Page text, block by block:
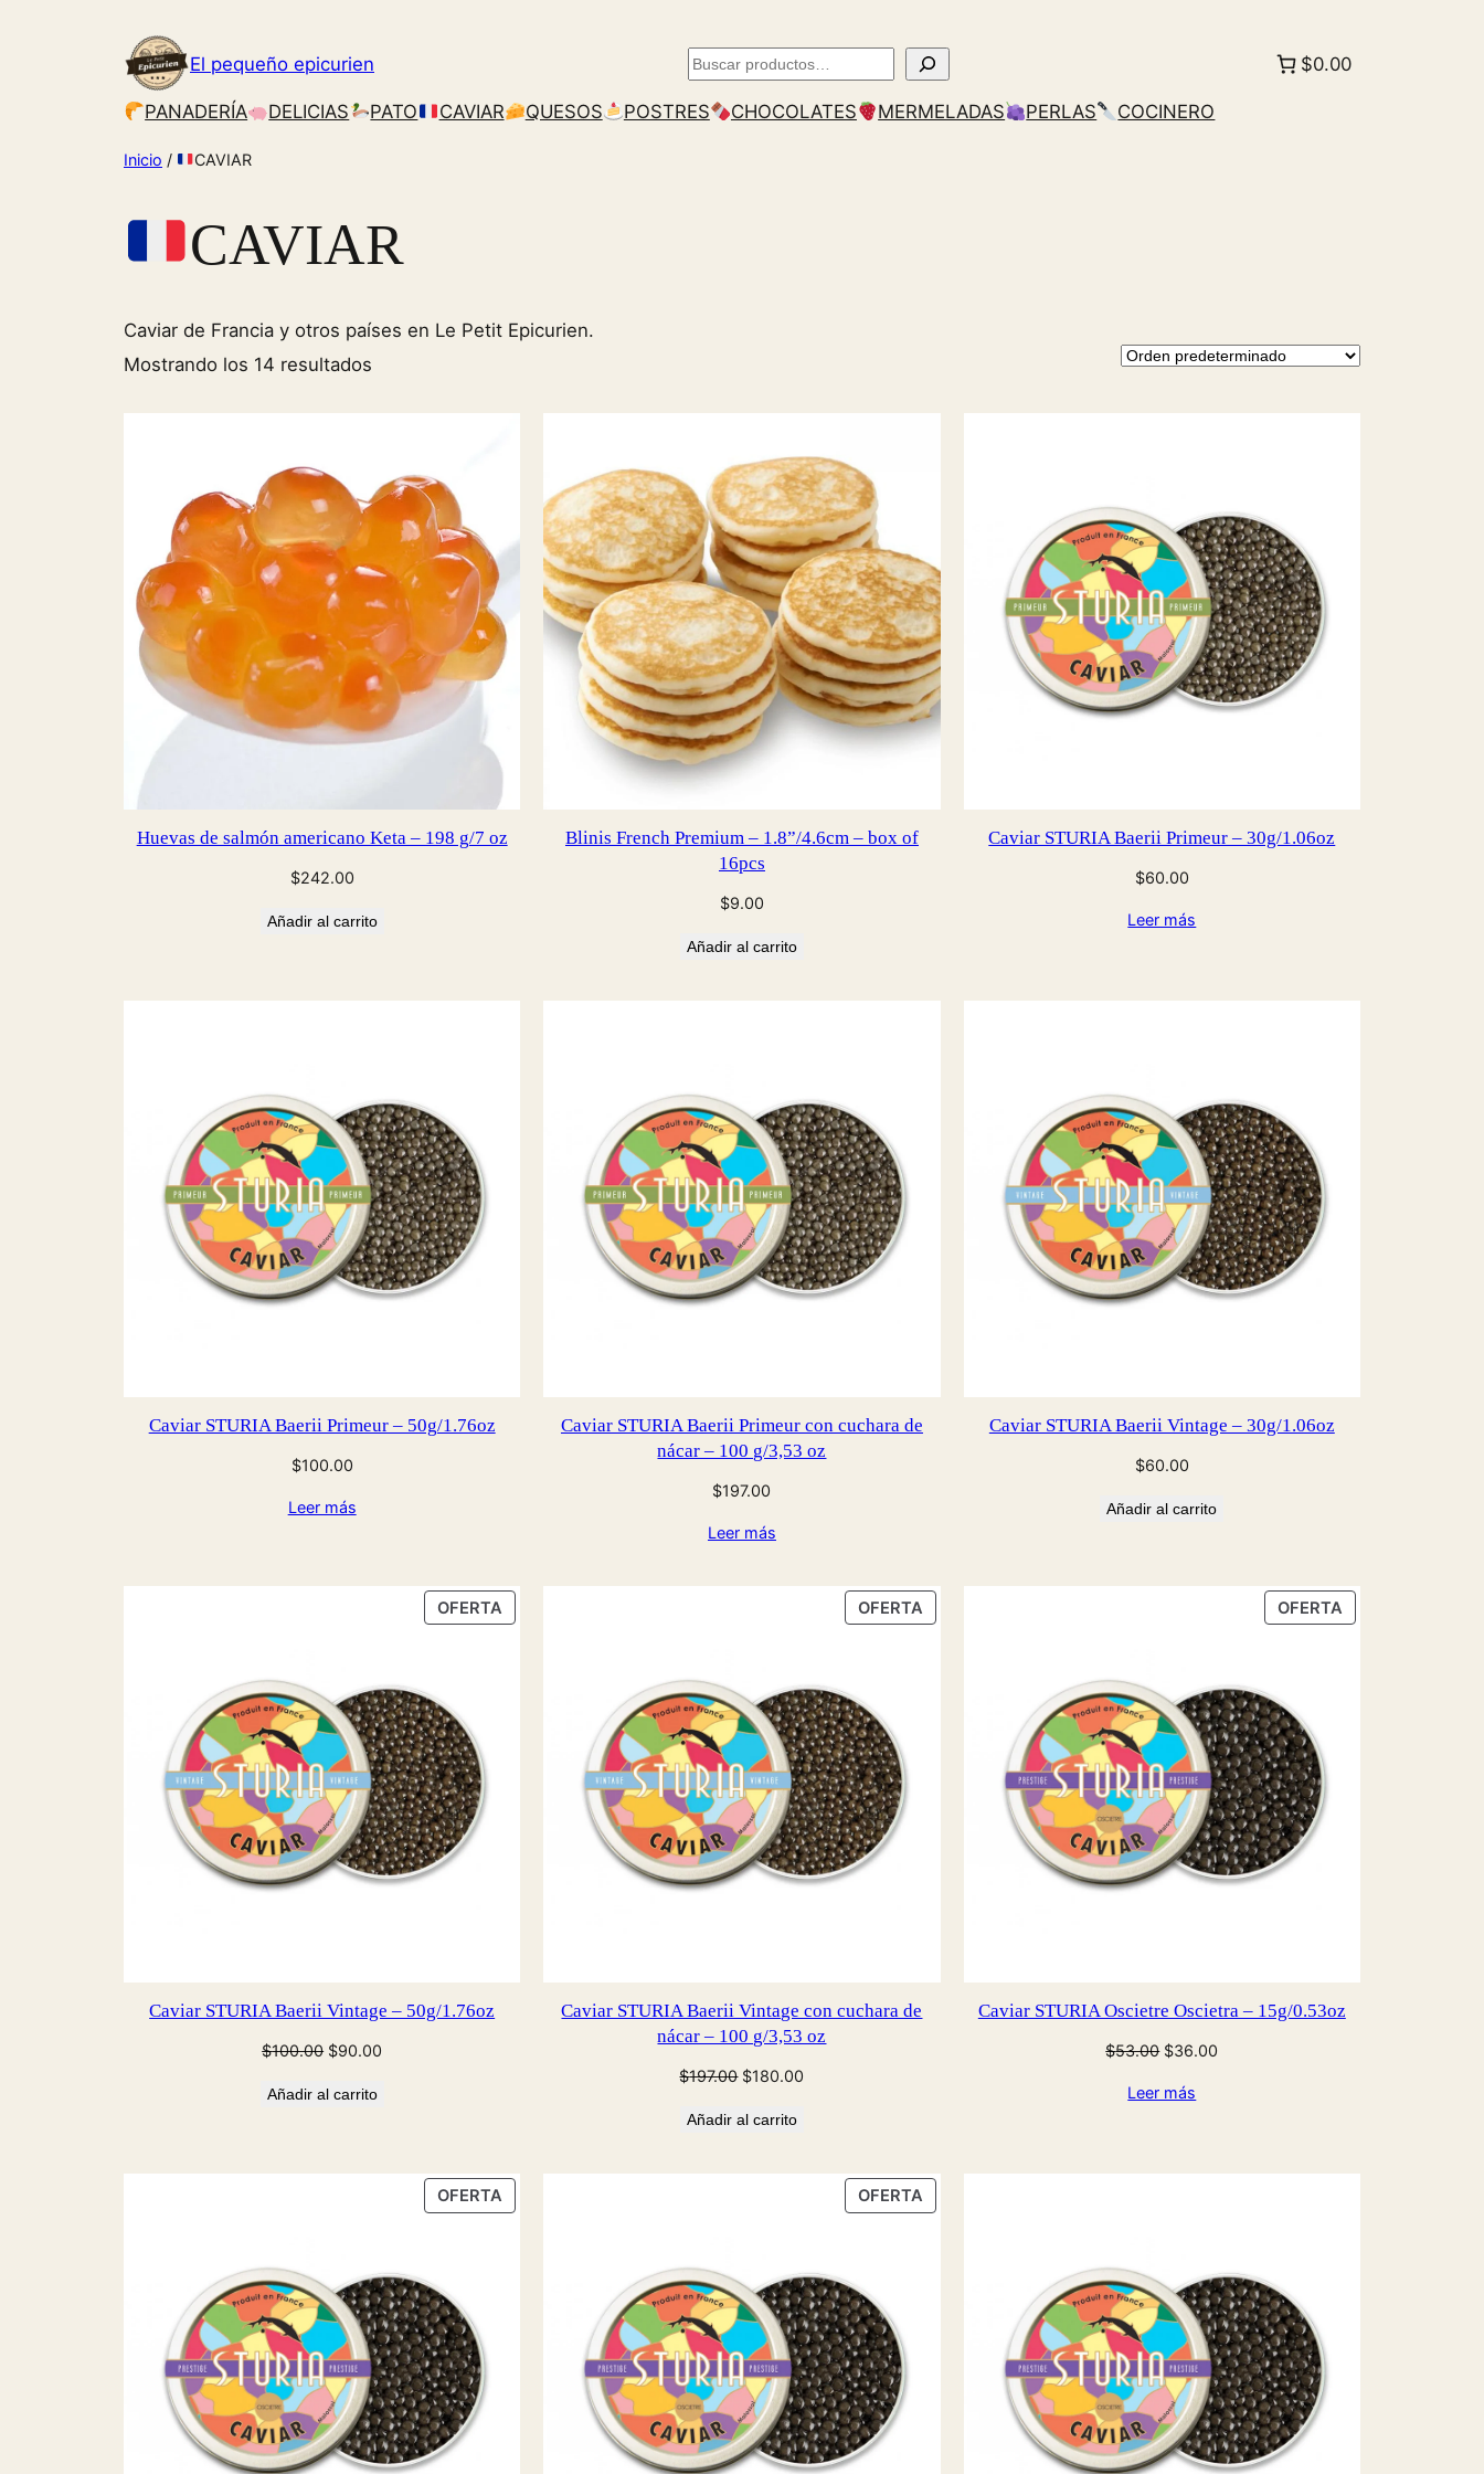
El pequeño epicurien Buscar $0.00
PANADERÍA DELICIAS PATO CAVIAR QUESOS POSTRES CHOCOLATES MERMELADAS PERLAS COCINERO
Inicio / CAVIAR
CAVIAR
Caviar de Francia y otros países en Le Petit Epicurien.
Mostrando los 14 resultados
Huevas de salmón americano Keta – 198 g/7 oz
$242.00
Añadir al carrito
Blinis French Premium – 1.8”/4.6cm – box of
16pcs
$9.00
Añadir al carrito
Caviar STURIA Baerii Primeur – 30g/1.06oz
$60.00
Leer más
Caviar STURIA Baerii Primeur – 50g/1.76oz
$100.00
Leer más
Caviar STURIA Baerii Primeur con cuchara de
nácar – 100 g/3,53 oz
$197.00
Leer más
Caviar STURIA Baerii Vintage – 30g/1.06oz
$60.00
Añadir al carrito
OFERTA
EN
Caviar STURIA Baerii Vintage – 50g/1.76oz
$100.00 El
original
$90.00
Añadir al carrito
OFERTAPRODUCTO
EN
Caviar STURIA Baerii Vintage con cuchara de
nácar – 100 g/3,53 oz
$197.00 El
original
$197.00.
$180.00
$180.00.
Añadir al carrito
OFERTAPRODUCTO
EN
Caviar STURIA Oscietre Oscietra – 15g/0.53oz
$53.00 El
original
$36.00
Leer más
OFERTA
EN
OFERTAPRODUCTO
EN